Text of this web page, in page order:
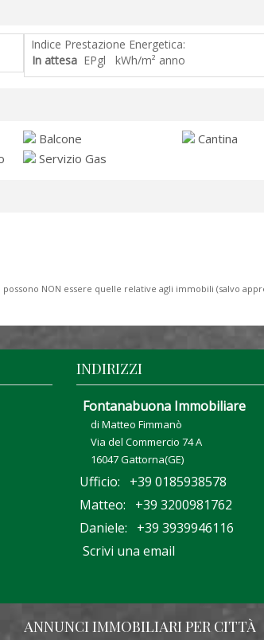
Indice Prestazione Energetica:
In attesaEPgl kWh/m² anno
Balcone
Cantina
Servizio Gas
NON essere quelle relative agli immobili (salvo
INDIRIZZI
Fontanabuona Immobiliare
di Matteo Fimmanò
Via del Commercio 74 A
16047 Gattorna(GE)
Ufficio: +39 0185938578
Matteo: +39 3200981762
Daniele: +39 3939946116
Scrivi una email
ANNUNCI IMMOBILIARI PER CITTÀ